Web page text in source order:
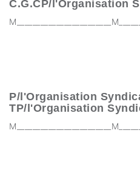
C.G.CP/l'Organisation
P/l'Organisation
TP/l'Organisation